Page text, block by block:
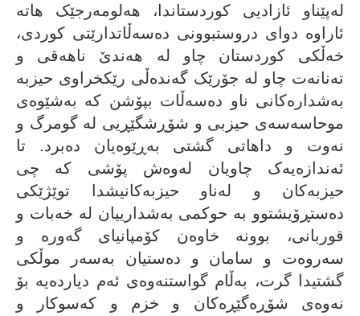
لەپێناو ئازادیی کوردستاندا، هەلومەرجێک هاتە
ئاراوە دواى دروستبوونى دەسەڵاتدارێتى کوردى،
خەڵکى کوردستان چاو لە هەندێ ناهەقى و
تەنانەت چاو لە جۆرێک گەندەڵی رێکخراوى حیزبە
بەشدارەکانى ناو دەسەڵات بپۆشن کە بەشێوەى
موحاسەسەى حیزبى و شۆڕشگێڕیی لە گومرگ و
نەوت و داهاتى گشتى بەڕێوەیان دەبرد. تا
ئەندازەیەک چاویان لەوەش پۆشى کە چى
حیزبەکان و لەناو حیزبەکانیشدا توێژێکى
دەستڕۆیشتوو بە حوکمى بەشدارییان لە خەبات و
قوربانی، بوونە خاوەن کۆمپانیاى گەورە و
سەروەت و سامان و دەستیان بەسەر موڵکى
گشتیدا گرت، بەڵام گواستنەوەى ئەم دیاردەیە بۆ
نەوەى شۆڕەگێڕەکان و خزم و کەسوکار و